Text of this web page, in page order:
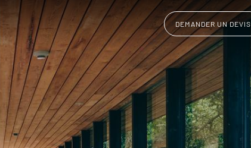
DEMANDER UN DEVIS